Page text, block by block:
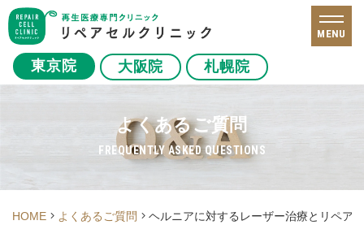
東京院 大阪院 札幌院
MENU
よくあるご質問
FREQUENTLY ASKED QUESTIONS
HOME よくあるご質問 ヘルニアに対するレーザー治療とリペア